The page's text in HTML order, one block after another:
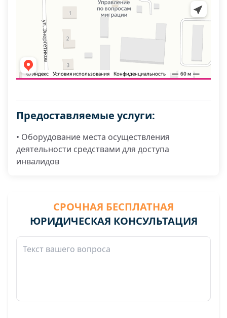
Предоставляемые услуги:
• Оборудование места осуществления
деятельности средствами для доступа
инвалидов
СРОЧНАЯ БЕСПЛАТНАЯ
ЮРИДИЧЕСКАЯ КОНСУЛЬТАЦИЯ